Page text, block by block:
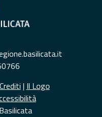
Crediti | Il Logo